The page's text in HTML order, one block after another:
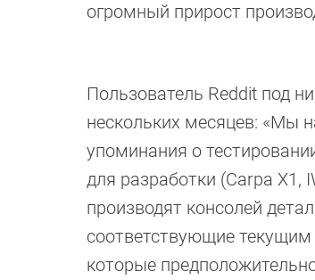
огромный прирост
Пользователь Reddit под
нескольких месяцев: «Мы
упоминания о
для разработки (Carpa X1,
производят консолей
соответствующие текущим
которые